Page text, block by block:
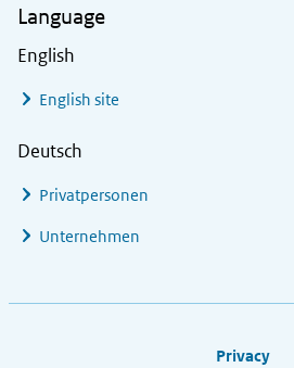
Language
English
English site
Deutsch
Privatpersonen
Unternehmen
Privacy